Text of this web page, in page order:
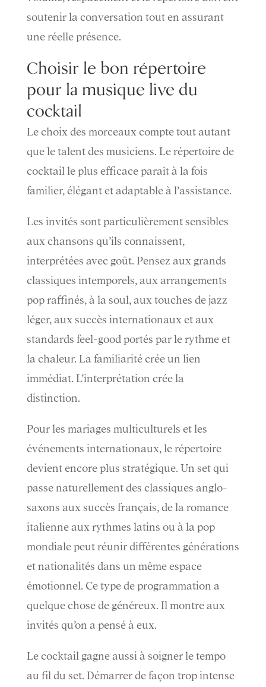
soutenir la conversation tout en assurant
une réelle présence.
Choisir le bon répertoire
pour la musique live du
cocktail
Le choix des morceaux compte tout autant
que le talent des musiciens. Le répertoire de
cocktail le plus efficace paraît à la fois
familier, élégant et adaptable à l’assistance.
Les invités sont particulièrement sensibles
aux chansons qu’ils connaissent,
interprétées avec goût. Pensez aux grands
classiques intemporels, aux arrangements
pop raffinés, à la soul, aux touches de jazz
léger, aux succès internationaux et aux
standards feel-good portés par le rythme et
la chaleur. La familiarité crée un lien
immédiat. L’interprétation crée la
distinction.
Pour les mariages multiculturels et les
événements internationaux, le répertoire
devient encore plus stratégique. Un set qui
passe naturellement des classiques anglo-
saxons aux succès français, de la romance
italienne aux rythmes latins ou à la pop
mondiale peut réunir différentes générations
et nationalités dans un même espace
émotionnel. Ce type de programmation a
quelque chose de généreux. Il montre aux
invités qu’on a pensé à eux.
Le cocktail gagne aussi à soigner le tempo
au fil du set. Démarrer de façon trop intense